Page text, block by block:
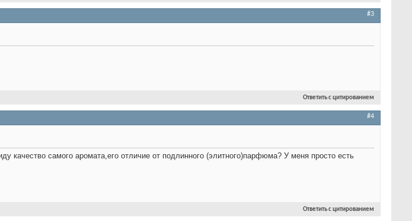
#3
Ответить с цитированием
#4
качество самого аромата,его отличие от подлинного (элитного)парфюма? У меня просто есть
Ответить с цитированием